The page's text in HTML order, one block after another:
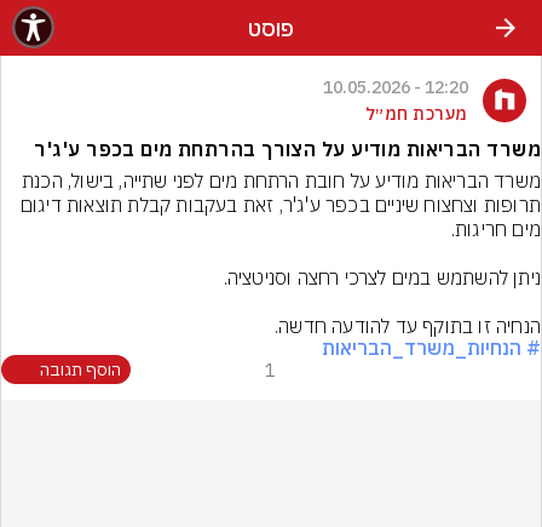
פוסט
12:20 - 10.05.2026
מערכת חמ״ל
משרד הבריאות מודיע על הצורך בהרתחת מים בכפר ע'ג'ר
הנחיה זו בתוקף עד להודעה חדשה.
# הנחיות_משרד_הבריאות
1 הוסף תגובה